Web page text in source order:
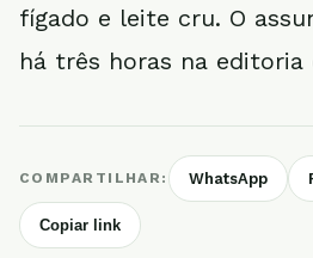
fígado e leite cru. O
há três horas na editoria
COMPARTILHAR: WhatsApp
Copiar link